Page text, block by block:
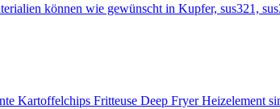
können wie gewünscht in Kupfer, sus321,
Kartoffelchips Fritteuse Deep Fryer Heizelement